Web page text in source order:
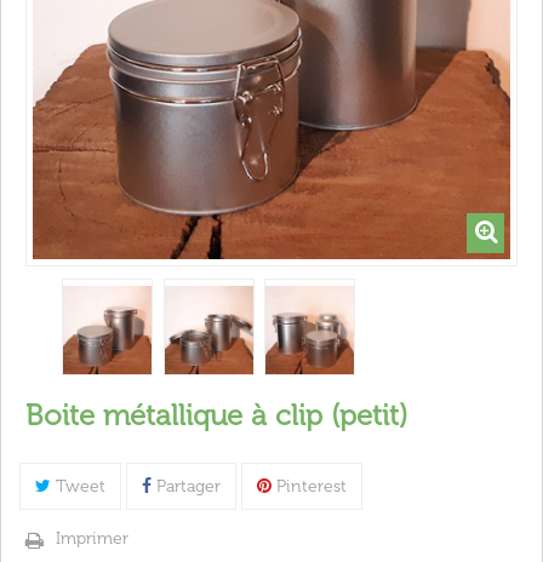
Boite métallique à clip (petit)
Tweet Partager Pinterest
Imprimer